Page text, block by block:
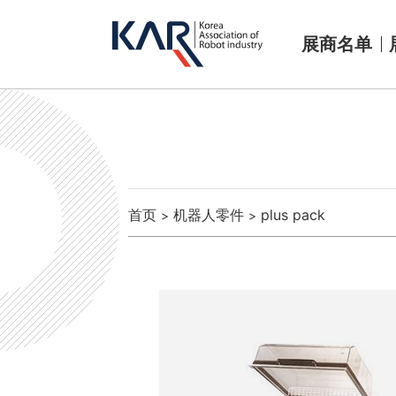
展商名单
首页 > 机器人零件 > plus pack